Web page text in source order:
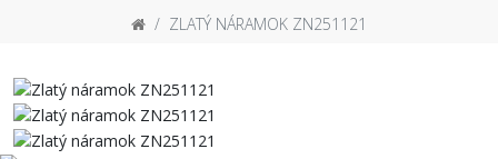
ZLATÝ NÁRAMOK ZN251121